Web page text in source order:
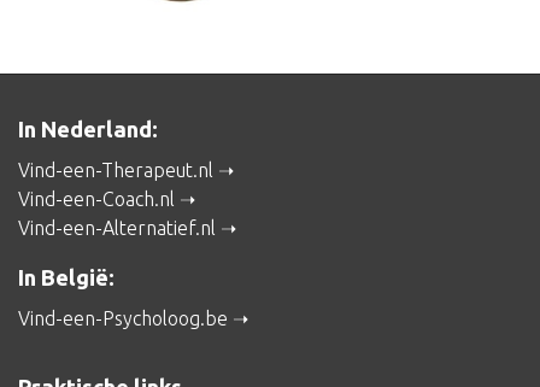
In Nederland:
Vind-een-Therapeut.nl
Vind-een-Coach.nl
Vind-een-Alternatief.nl
In België:
Vind-een-Psycholoog.be